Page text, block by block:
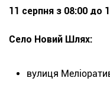
11 серпня з 08:00 до
Село Новий Шлях:
вулиця